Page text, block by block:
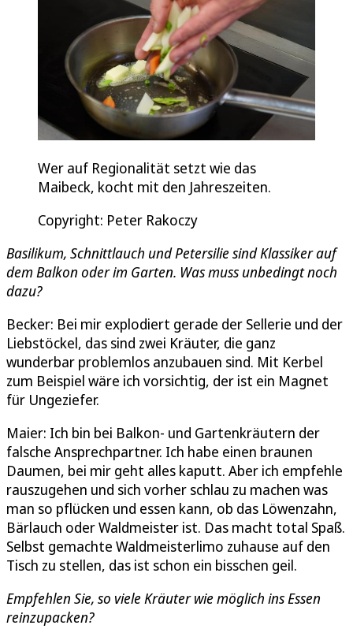
Wer auf Regionalität setzt wie das
Maibeck, kocht mit den Jahreszeiten.
Copyright: Peter Rakoczy
Basilikum, Schnittlauch und Petersilie sind Klassiker auf
dem Balkon oder im Garten. Was muss unbedingt noch
dazu?
Becker: Bei mir explodiert gerade der Sellerie und der
Liebstöckel, das sind zwei Kräuter, die ganz
wunderbar problemlos anzubauen sind. Mit Kerbel
zum Beispiel wäre ich vorsichtig, der ist ein Magnet
für Ungeziefer.
Maier: Ich bin bei Balkon- und Gartenkräutern der
falsche Ansprechpartner. Ich habe einen braunen
Daumen, bei mir geht alles kaputt. Aber ich empfehle
rauszugehen und sich vorher schlau zu machen was
man so pflücken und essen kann, ob das Löwenzahn,
Bärlauch oder Waldmeister ist. Das macht total Spaß.
Selbst gemachte Waldmeisterlimo zuhause auf den
Tisch zu stellen, das ist schon ein bisschen geil.
Empfehlen Sie, so viele Kräuter wie möglich ins Essen
reinzupacken?